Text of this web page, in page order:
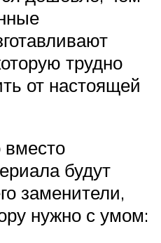
трудно
от настоящей
будут
заменители,
нужно с умом: